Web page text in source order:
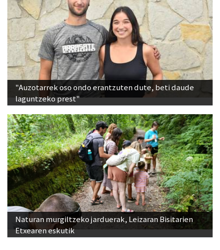
"Auzotarrek oso ondo erantzuten dute, beti daude
laguntzeko prest"
Naturan murgiltzeko jarduerak, Leizaran Bisitarien
Etxearen eskutik